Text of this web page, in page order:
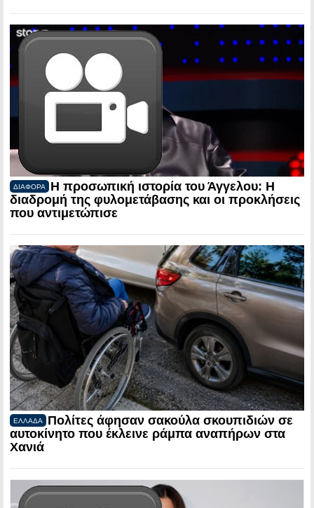
ΔΙΑΦΟΡΑ
Η προσωπική ιστορία του Άγγελου: Η
διαδρομή της φυλομετάβασης και οι προκλήσεις
που αντιμετώπισε
ΕΛΛΑΔΑ
Πολίτες άφησαν σακούλα σκουπιδιών σε
αυτοκίνητο που έκλεινε ράμπα αναπήρων στα
Χανιά